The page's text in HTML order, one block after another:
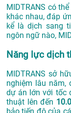
MIDTRANS có
khác nhau, đáp
kể là dịch sang
ngôn ngữ nào,
Năng lực dịch
MIDTRANS sở
nghiệm lâu
dự án lớn với tốc
thuật lên đến